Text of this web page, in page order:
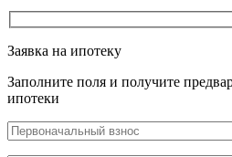
Заявка на ипотеку
Заполните поля и получите
ипотеки